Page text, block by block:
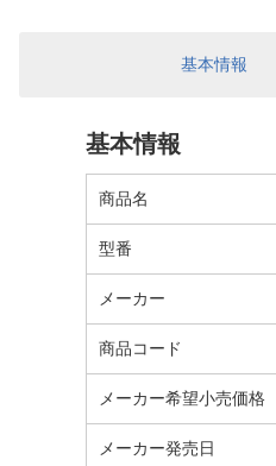
基本情報
基本情報
商品名
型番
メーカー
商品コード
メーカー希望小売価格
メーカー発売日